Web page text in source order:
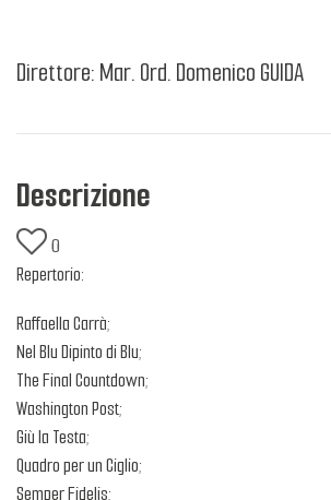
Direttore: Mar. Ord. Domenico GUIDA
Descrizione
0
Repertorio:
Raffaella Carrà;
Nel Blu Dipinto di Blu;
The Final Countdown;
Washington Post;
Giù la Testa;
Quadro per un Ciglio;
Semper Fidelis;